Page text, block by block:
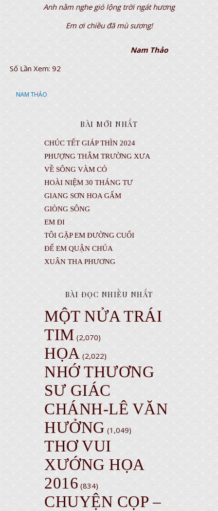
Anh nằm nghe gió lộng trời ngát hương
Em ơi chiều đã mù sương!
Nam Thảo
Số Lần Xem: 92
NAM THẢO
BÀI MỚI NHẤT
CHÚC TẾT GIÁP THÌN 2024
PHƯỢNG THẮM TRƯỜNG XƯA
VỀ SÔNG VÀM CỎ
HOÀI NIỆM 30 THÁNG TƯ
GIANG SƠN HOA GẤM
GIÒNG SÔNG
EM ĐI
TÔI GẶP EM ĐƯỜNG CUỐI
ĐỂ EM QUẬN CHÚA
XUÂN THA PHƯƠNG
BÀI ĐỌC NHIỀU NHẤT
MỘT NỬA TRÁI
TIM (2,070)
HỌA (2,022)
NHỚ THƯƠNG
SƯ GIÁC
CHÁNH-LÊ VĂN
HƯỞNG (1,049)
THƠ VUI
XƯỚNG HỌA
2016 (834)
CHUYỆN CỌP –